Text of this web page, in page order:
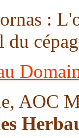
:
du
AOC